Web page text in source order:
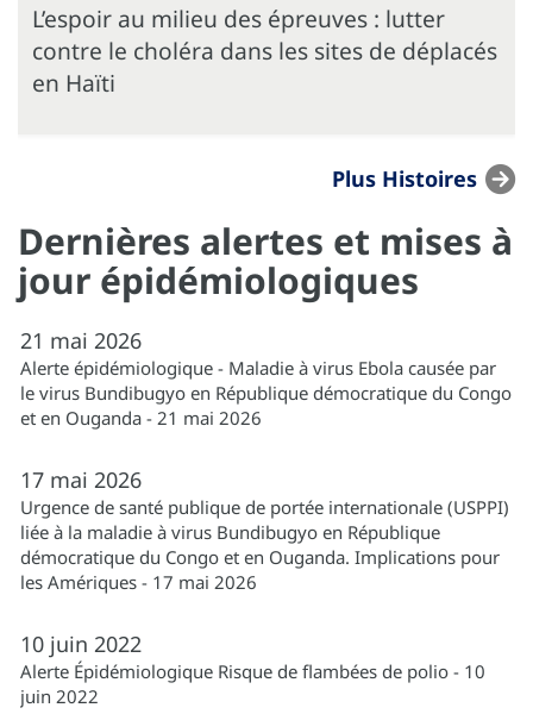
L’espoir au milieu des épreuves : lutter
contre le choléra dans les sites de déplacés
en Haïti
Plus Histoires
Dernières alertes et mises à
jour épidémiologiques
21 mai 2026
Alerte épidémiologique - Maladie à virus Ebola causée par
le virus Bundibugyo en République démocratique du Congo
et en Ouganda - 21 mai 2026
17 mai 2026
Urgence de santé publique de portée internationale (USPPI)
liée à la maladie à virus Bundibugyo en République
démocratique du Congo et en Ouganda. Implications pour
les Amériques - 17 mai 2026
10 juin 2022
Alerte Épidémiologique Risque de flambées de polio - 10
juin 2022